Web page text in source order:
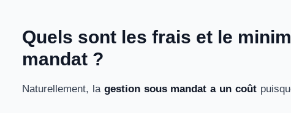
Quels sont les frais et le
mandat ?
Naturellement, la gestion sous mandat a un coût